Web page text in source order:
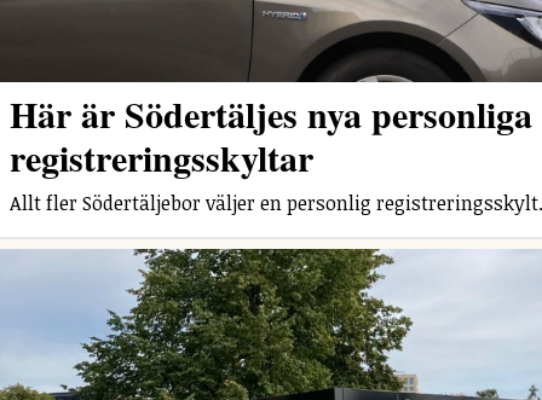
Här är Södertäljes nya personliga
registreringsskyltar
Allt fler Södertäljebor väljer en personlig registreringsskylt.